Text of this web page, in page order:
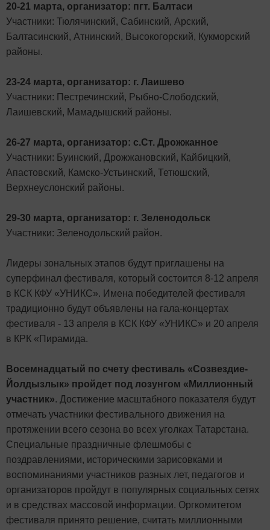
20-21 марта, организатор: пгт. Балтаси
Участники: Тюлячинский, Сабинский, Арский,
Балтасинский, Атнинский, Высокогорский, Кукморский
районы.
23-24 марта, организатор: г. Лаишево
Участники: Пестречинский, Рыбно-Слободский,
Лаишевский, Мамадышский районы.
26-27 марта, организатор: с.Ст. Дрожжанное
Участники: Буинский, Дрожжановский, Кайбицкий,
Апастовский, Камско-Устьинский, Тетюшский,
Верхнеуслонский районы.
29-30 марта, организатор: г. Зеленодольск
Участники: Зеленодольский район.
Лидеры зональных этапов будут приглашены на
суперфинал фестиваля, который состоится 8-12 апреля
в КСК КФУ «УНИКС». Имена победителей фестиваля
традиционно будут объявлены на гала-концертах
фестиваля - 13 апреля в КСК КФУ «УНИКС» и 20 апреля
в КРК «Пирамида.
Восемнадцатый по счету фестиваль «Созвездие-
Йолдызлык» пройдет под лозунгом «Миллионный
участник». Достижение масштабного показателя будут
отмечать участники фестивального движения на
протяжении всего сезона во всех уголках Татарстана.
Специальные праздничные флешмобы с
поздравлениями, историческими зарисовками и
воспоминаниями участников разных лет, педагогов и
организаторов пройдут в популярных социальных сетях
и в средствах массовой информации. Оргкомитетом
фестиваля принято решение, считать миллионными